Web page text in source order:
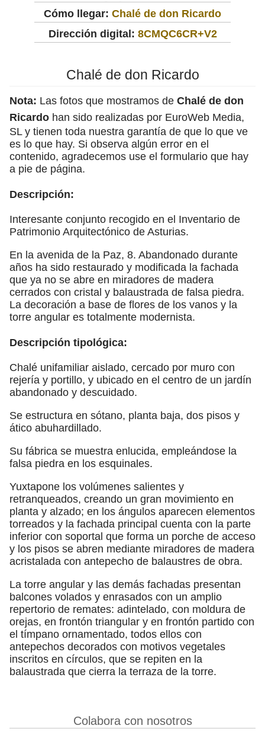
Cómo llegar: Chalé de don Ricardo
Dirección digital: 8CMQC6CR+V2
Chalé de don Ricardo
Nota: Las fotos que mostramos de Chalé de don
Ricardo han sido realizadas por EuroWeb Media,
SL y tienen toda nuestra garantía de que lo que ve
es lo que hay. Si observa algún error en el
contenido, agradecemos use el formulario que hay
a pie de página.
Descripción:
Interesante conjunto recogido en el Inventario de
Patrimonio Arquitectónico de Asturias.
En la avenida de la Paz, 8. Abandonado durante
años ha sido restaurado y modificada la fachada
que ya no se abre en miradores de madera
cerrados con cristal y balaustrada de falsa piedra.
La decoración a base de flores de los vanos y la
torre angular es totalmente modernista.
Descripción tipológica:
Chalé unifamiliar aislado, cercado por muro con
rejería y portillo, y ubicado en el centro de un jardín
abandonado y descuidado.
Se estructura en sótano, planta baja, dos pisos y
ático abuhardillado.
Su fábrica se muestra enlucida, empleándose la
falsa piedra en los esquinales.
Yuxtapone los volúmenes salientes y
retranqueados, creando un gran movimiento en
planta y alzado; en los ángulos aparecen elementos
torreados y la fachada principal cuenta con la parte
inferior con soportal que forma un porche de acceso
y los pisos se abren mediante miradores de madera
acristalada con antepecho de balaustres de obra.
La torre angular y las demás fachadas presentan
balcones volados y enrasados con un amplio
repertorio de remates: adintelado, con moldura de
orejas, en frontón triangular y en frontón partido con
el tímpano ornamentado, todos ellos con
antepechos decorados con motivos vegetales
inscritos en círculos, que se repiten en la
balaustrada que cierra la terraza de la torre.
Colabora con nosotros